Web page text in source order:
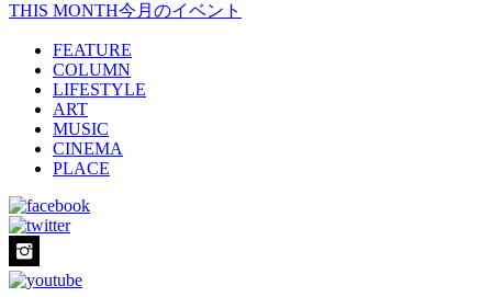
THIS MONTH今月のイベント
FEATURE
COLUMN
LIFESTYLE
ART
MUSIC
CINEMA
PLACE